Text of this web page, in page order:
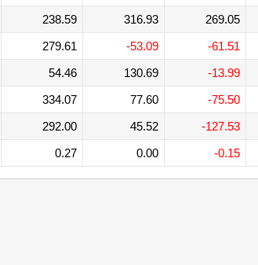
238.59 316.93 269.05
279.61 -53.09 -61.51
54.46 130.69 -13.99
334.07 77.60 -75.50
292.00 45.52 -127.53
0.27 0.00 -0.15